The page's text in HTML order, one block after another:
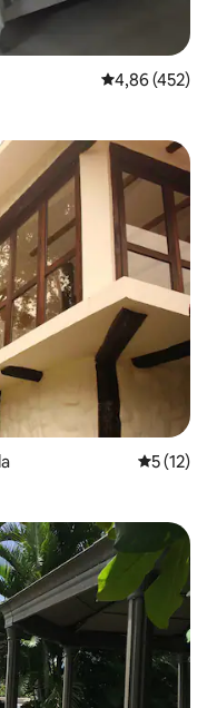
Gemiddelde
4,86 (452)
5 (12)